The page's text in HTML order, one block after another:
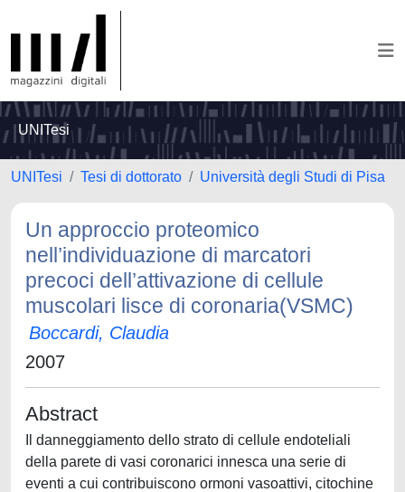
UNITesi
UNITesi Tesi di dottorato Università degli Studi di Pisa
Un approccio proteomico
nell’individuazione di marcatori
precoci dell’attivazione di cellule
muscolari lisce di coronaria(VSMC)
Boccardi, Claudia
2007
Abstract
Il danneggiamento dello strato di cellule endoteliali
della parete di vasi coronarici innesca una serie di
eventi a cui contribuiscono ormoni vasoattivi, citochine